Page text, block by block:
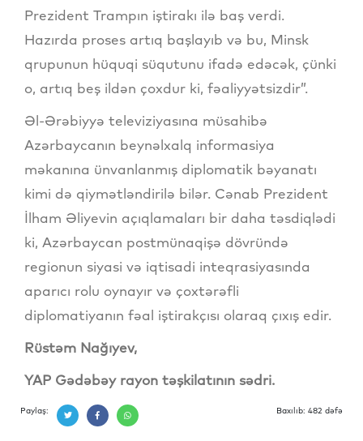
Prezident Trampın iştirakı ilə baş verdi.
Hazırda proses artıq başlayıb və bu, Minsk
qrupunun hüquqi süqutunu ifadə edəcək, çünki
o, artıq beş ildən çoxdur ki, fəaliyyətsizdir”.
Əl-Ərəbiyyə televiziyasına müsahibə
Azərbaycanın beynəlxalq informasiya
məkanına ünvanlanmış diplomatik bəyanatı
kimi də qiymətləndirilə bilər. Cənab Prezident
İlham Əliyevin açıqlamaları bir daha təsdiqlədi
ki, Azərbaycan postmünaqişə dövründə
regionun siyasi və iqtisadi inteqrasiyasında
aparıcı rolu oynayır və çoxtərəfli
diplomatiyanın fəal iştirakçısı olaraq çıxış edir.
Rüstəm Nağıyev,
YAP Gədəbəy rayon təşkilatının sədri.
Paylaş: Baxılıb: 482 dəfə